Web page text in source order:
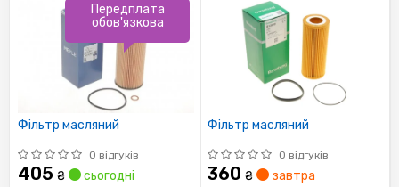
Фільтр масляний
0 відгуків
405 ₴ сьогодні
Передплата
обов'язкова
Фільтр масляний
0 відгуків
360 ₴ завтра